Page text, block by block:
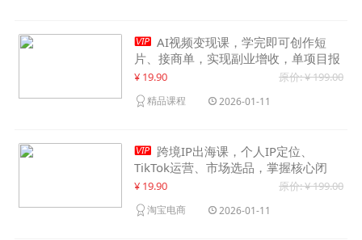
 AI视频变现课，学完即可创作短
片、接商单，实现副业增收，单项目报
价可达千元
¥ 19.90 原价: ¥ 199.00
精品课程 2026-01-11
 跨境IP出海课，个人IP定位、
TikTok运营、市场选品，掌握核心闭
环，实现月入1万美金+
¥ 19.90 原价: ¥ 199.00
淘宝电商 2026-01-11